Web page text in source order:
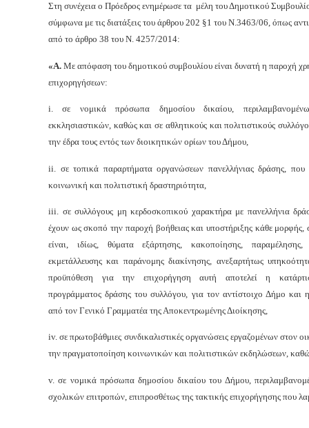
Στη συνέχεια ο Πρόεδρος ενημέρωσε τα μέλη του Δημοτικού
σύμφωνα με τις διατάξεις του άρθρου 202 §1 του Ν.3463/06, όπως
από το άρθρο 38 του Ν. 4257/2014:
«Α. Με απόφαση του δημοτικού συμβουλίου είναι δυνατή η παροχή
επιχορηγήσεων:
i. σε νομικά πρόσωπα δημοσίου δικαίου,
εκκλησιαστικών, καθώς και σε αθλητικούς και πολιτιστικούς
την έδρα τους εντός των διοικητικών ορίων του Δήμου,
ii. σε τοπικά παραρτήματα οργανώσεων πανελλήνιας δράσης, που
κοινωνική και πολιτιστική δραστηριότητα,
iii. σε συλλόγους μη κερδοσκοπικού χαρακτήρα με πανελλήνια
έχουν ως σκοπό την παροχή βοήθειας και υποστήριξης κάθε μορφής,
είναι, ιδίως, θύματα εξάρτησης, κακοποίησης, παραμέλησης,
εκμετάλλευσης και παράνομης διακίνησης, ανεξαρτήτως
προϋπόθεση για την επιχορήγηση αυτή αποτελεί η
προγράμματος δράσης του συλλόγου, για τον αντίστοιχο Δήμο και
από τον Γενικό Γραμματέα της Αποκεντρωμένης Διοίκησης,
iv. σε πρωτοβάθμιες συνδικαλιστικές οργανώσεις εργαζομένων στον
την πραγματοποίηση κοινωνικών και πολιτιστικών εκδηλώσεων,
v. σε νομικά πρόσωπα δημοσίου δικαίου του Δήμου,
σχολικών επιτροπών, επιπροσθέτως της τακτικής επιχορήγησης που